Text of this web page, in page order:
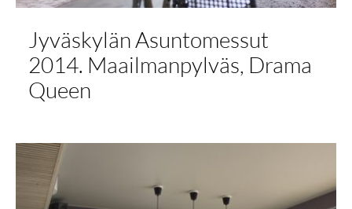
Jyväskylän Asuntomessut
2014. Maailmanpylväs, Drama
Queen